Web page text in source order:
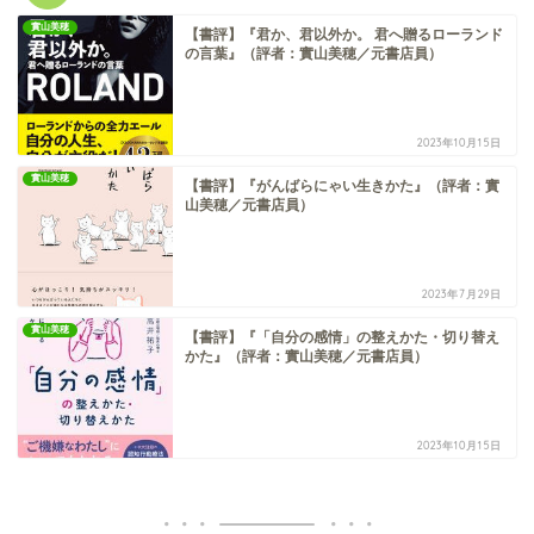
實山美穂
【書評】『君か、君以外か。 君へ贈るローランド
の言葉』（評者：實山美穂／元書店員）
2023年10月15日
實山美穂
【書評】『がんばらにゃい生きかた』（評者：實
山美穂／元書店員）
2023年7月29日
實山美穂
【書評】『「自分の感情」の整えかた・切り替え
かた』（評者：實山美穂／元書店員）
2023年10月15日